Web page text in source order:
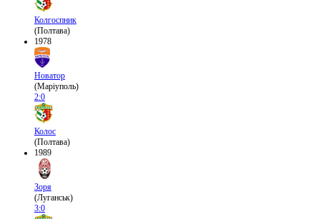
Колгоспник
(Полтава)
1978
Новатор
(Маріуполь)
2:0
Колос
(Полтава)
1989
Зоря
(Луганськ)
3:0